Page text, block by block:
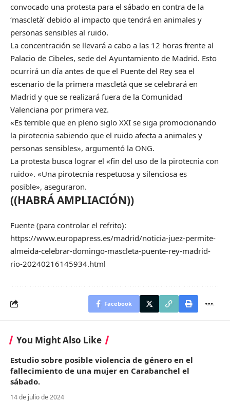
convocado una protesta para el sábado en contra de la
‘mascletà’ debido al impacto que tendrá en animales y
personas sensibles al ruido.
La concentración se llevará a cabo a las 12 horas frente al
Palacio de Cibeles, sede del Ayuntamiento de Madrid. Esto
ocurrirá un día antes de que el Puente del Rey sea el
escenario de la primera mascletà que se celebrará en
Madrid y que se realizará fuera de la Comunidad
Valenciana por primera vez.
«Es terrible que en pleno siglo XXI se siga promocionando
la pirotecnia sabiendo que el ruido afecta a animales y
personas sensibles», argumentó la ONG.
La protesta busca lograr el «fin del uso de la pirotecnia con
ruido». «Una pirotecnia respetuosa y silenciosa es
posible», aseguraron.
((HABRÁ AMPLIACIÓN))
Fuente (para controlar el refrito):
https://www.europapress.es/madrid/noticia-juez-permite-
almeida-celebrar-domingo-mascleta-puente-rey-madrid-
rio-20240216145934.html
Facebook
You Might Also Like
Estudio sobre posible violencia de género en el
fallecimiento de una mujer en Carabanchel el
sábado.
14 de julio de 2024